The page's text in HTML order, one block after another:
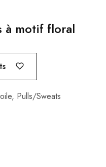
à motif floral
, Pulls/Sweats